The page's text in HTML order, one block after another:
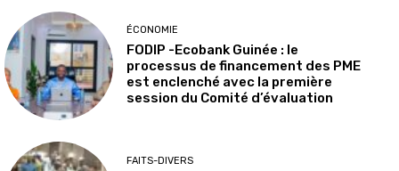
ÉCONOMIE
FODIP -Ecobank Guinée : le
processus de financement des PME
est enclenché avec la première
session du Comité d’évaluation
FAITS-DIVERS